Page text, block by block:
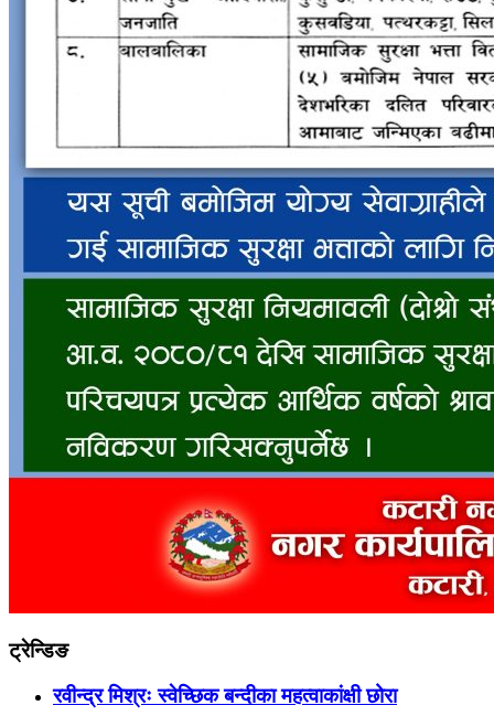
ट्रेन्डिङ
रवीन्द्र मिश्रः स्वेच्छिक बन्दीका महत्वाकांक्षी छोरा